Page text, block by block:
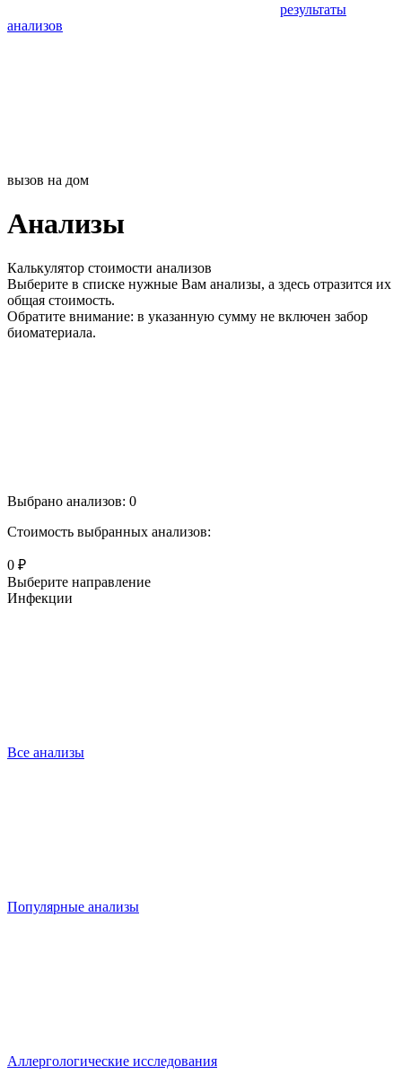
результаты
анализов
вызов на дом
Анализы
Калькулятор стоимости анализов
Выберите в списке нужные Вам анализы, а здесь отразится их
общая стоимость.
Обратите внимание: в указанную сумму не включен забор
биоматериала.
Выбрано анализов: 0
Стоимость выбранных анализов:
0 ₽
Выберите направление
Инфекции
Все анализы
Популярные анализы
Аллергологические исследования